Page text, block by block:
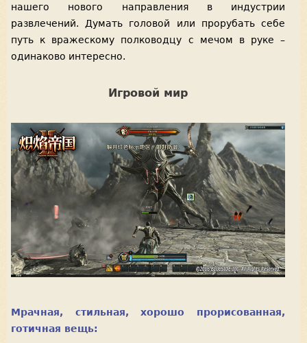
нашего нового направления в индустрии
развлечений. Думать головой или прорубать себе
путь к вражескому полководцу с мечом в руке –
одинаково интересно.
Игровой мир
Мрачная, стильная, хорошо прорисованная,
готичная вещь: